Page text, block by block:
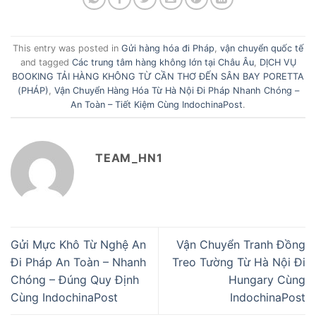
This entry was posted in Gửi hàng hóa đi Pháp vận chuyển quốc tế
and tagged Các trung tâm hàng không lớn tại Châu Âu, DỊCH VỤ
BOOKING TẢI HÀNG KHÔNG TỪ CẦN THƠ ĐẾN SÂN BAY PORETTA
(PHÁP) Vận Chuyển Hàng Hóa Từ Hà Nội Đi Pháp Nhanh Chóng –
An Toàn – Tiết Kiệm Cùng IndochinaPost.
TEAM_HN1
Gửi Mực Khô Từ Nghệ An
Đi Pháp An Toàn – Nhanh
Chóng – Đúng Quy Định
Cùng IndochinaPost
Vận Chuyển Tranh Đồng
Treo Tường Từ Hà Nội Đi
Hungary Cùng
IndochinaPost